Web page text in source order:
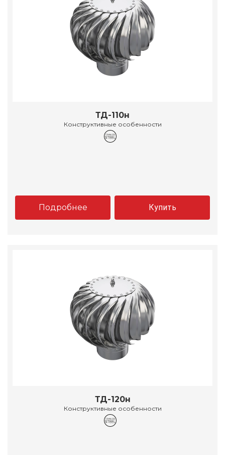
ТД-110н
Конструктивные особенности
Подробнее Купить
ТД-120н
Конструктивные особенности